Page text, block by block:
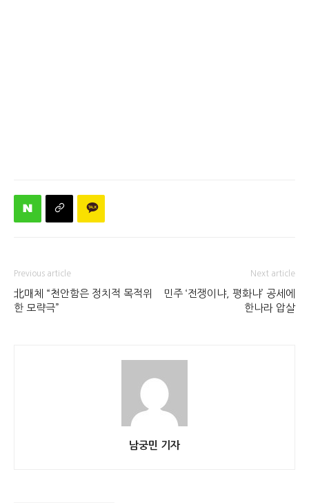
Previous article
北매체 “천안함은 정치적 목적위
한 모략극”
Next article
민주 ‘전쟁이냐, 평화냐’ 공세에
한나라 압살
남궁민 기자